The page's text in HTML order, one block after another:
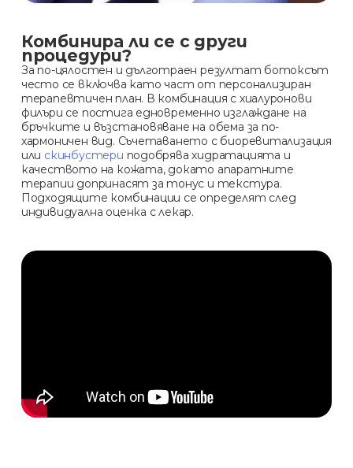
Комбинира ли се с други
процедури?
За по-цялостен и дълготраен резултат ботоксът
често се включва като част от персонализиран
терапевтичен план. В комбинация с хиалуронови
филъри се постига едновременно изглаждане на
бръчките и възстановяване на обема за по-
хармоничен вид. Съчетаването с биоревитализация
или скинбустери подобрява хидратацията и
качеството на кожата, докато апаратните
терапии допринасят за тонус и текстура.
Подходящите комбинации се определят след
индивидуална оценка с лекар.